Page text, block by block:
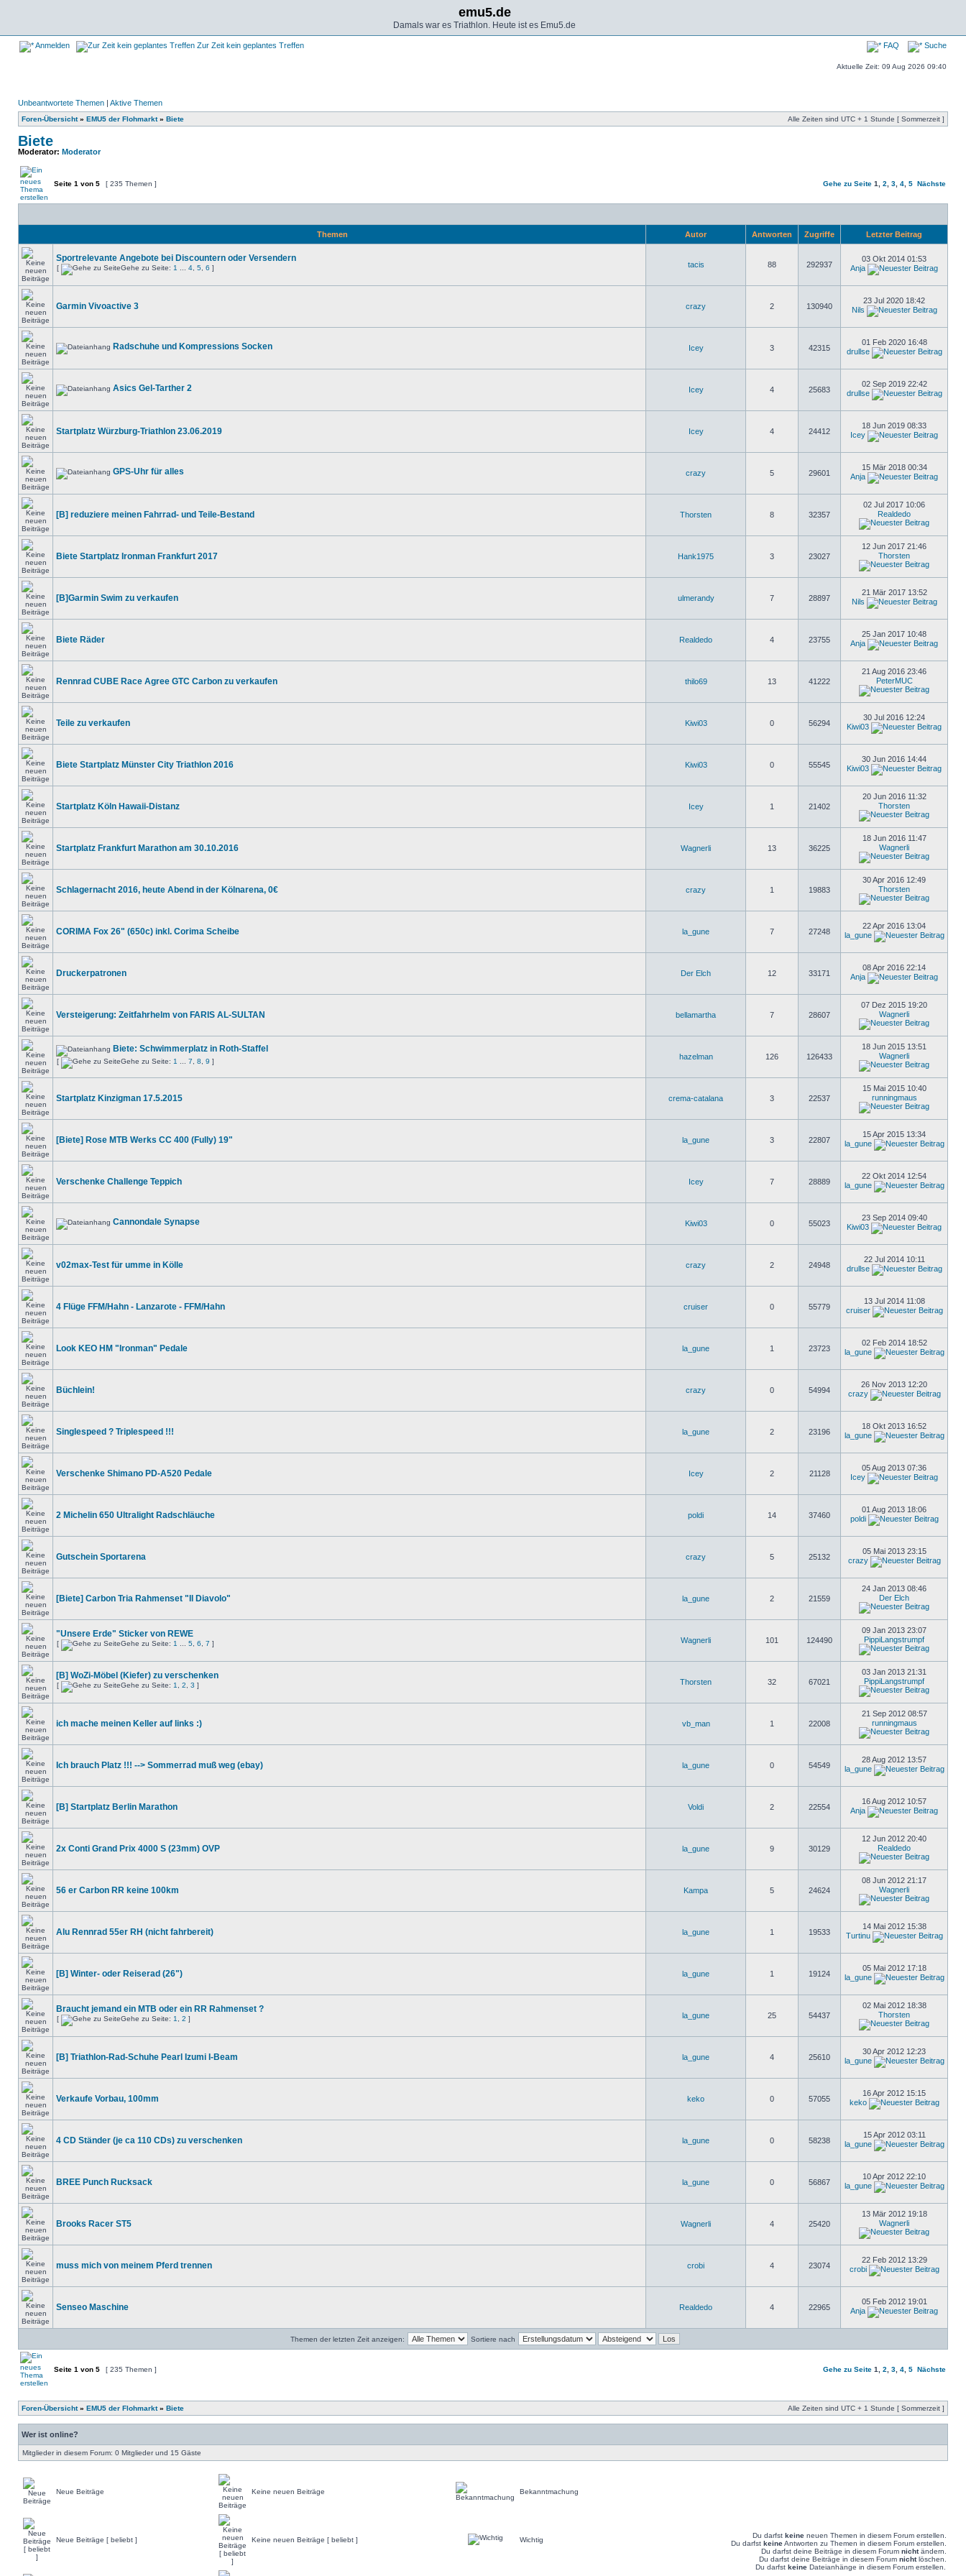
emu5.de
Damals war es Triathlon. Heute ist es Emu5.de
Anmelden Zur Zeit kein geplantes Treffen FAQ Suche
Aktuelle Zeit: 09 Aug 2026 09:40
Unbeantwortete Themen | Aktive Themen
Foren-Übersicht» EMU5 der Flohmarkt» Biete Alle Zeiten sind UTC + 1 Stunde [ Sommerzeit ]
Biete
Moderator: Moderator
Seite 1 von 5 [ 235 Themen ] Gehe zu Seite 1 2 3 4 5 Nächste
Themen Autor Antworten Zugriffe Letzter Beitrag
Sportrelevante Angebote bei Discountern oder Versendern
[ Gehe zu Seite: 1 4 5 6 ] tacis 88 292937
03 Okt 2014 01:53
Anja
Garmin Vivoactive 3 crazy 2 130940
23 Jul 2020 18:42
Nils
Radschuhe und Kompressions Socken Icey 3 42315
01 Feb 2020 16:48
drullse
Asics Gel-Tarther 2 Icey 4 25683
02 Sep 2019 22:42
drullse
Startplatz Würzburg-Triathlon 23.06.2019 Icey 4 24412
18 Jun 2019 08:33
Icey
GPS-Uhr für alles crazy 5 29601
15 Mär 2018 00:34
Anja
[B] reduziere meinen Fahrrad- und Teile-Bestand Thorsten 8 32357
02 Jul 2017 10:06
Realdedo
Biete Startplatz Ironman Frankfurt 2017 Hank1975 3 23027
12 Jun 2017 21:46
Thorsten
[B]Garmin Swim zu verkaufen ulmerandy 7 28897
21 Mär 2017 13:52
Nils
Biete Räder Realdedo 4 23755
25 Jan 2017 10:48
Anja
Rennrad CUBE Race Agree GTC Carbon zu verkaufen thilo69 13 41222
21 Aug 2016 23:46
PeterMUC
Teile zu verkaufen Kiwi03 0 56294
30 Jul 2016 12:24
Kiwi03
Biete Startplatz Münster City Triathlon 2016 Kiwi03 0 55545
30 Jun 2016 14:44
Kiwi03
Startplatz Köln Hawaii-Distanz Icey 1 21402
20 Jun 2016 11:32
Thorsten
Startplatz Frankfurt Marathon am 30.10.2016 Wagnerli 13 36225
18 Jun 2016 11:47
Wagnerli
Schlagernacht 2016, heute Abend in der Kölnarena, 0€ crazy 1 19883
30 Apr 2016 12:49
Thorsten
CORIMA Fox 26" (650c) inkl. Corima Scheibe la_gune 7 27248
22 Apr 2016 13:04
la_gune
Druckerpatronen Der Elch 12 33171
08 Apr 2016 22:14
Anja
Versteigerung: Zeitfahrhelm von FARIS AL-SULTAN bellamartha 7 28607
07 Dez 2015 19:20
Wagnerli
Biete: Schwimmerplatz in Roth-Staffel
[ Gehe zu Seite: 1 7 8 9 ]
hazelman 126 126433
18 Jun 2015 13:51
Wagnerli
Startplatz Kinzigman 17.5.2015 crema-catalana 3 22537
15 Mai 2015 10:40
runningmaus
[Biete] Rose MTB Werks CC 400 (Fully) 19" la_gune 3 22807
15 Apr 2015 13:34
la_gune
Verschenke Challenge Teppich Icey 7 28889
22 Okt 2014 12:54
la_gune
Cannondale Synapse Kiwi03 0 55023
23 Sep 2014 09:40
Kiwi03
v02max-Test für umme in Kölle crazy 2 24948
22 Jul 2014 10:11
drullse
4 Flüge FFM/Hahn - Lanzarote - FFM/Hahn cruiser 0 55779
13 Jul 2014 11:08
cruiser
Look KEO HM "Ironman" Pedale la_gune 1 23723
02 Feb 2014 18:52
la_gune
Büchlein! crazy 0 54994
26 Nov 2013 12:20
crazy
Singlespeed ? Triplespeed !!! la_gune 2 23196
18 Okt 2013 16:52
la_gune
Verschenke Shimano PD-A520 Pedale Icey 2 21128
05 Aug 2013 07:36
Icey
2 Michelin 650 Ultralight Radschläuche poldi 14 37460
01 Aug 2013 18:06
poldi
Gutschein Sportarena crazy 5 25132
05 Mai 2013 23:15
crazy
[Biete] Carbon Tria Rahmenset "Il Diavolo" la_gune 2 21559
24 Jan 2013 08:46
Der Elch
"Unsere Erde" Sticker von REWE
[ Gehe zu Seite: 1 5 6 7 ] Wagnerli 101 124490
09 Jan 2013 23:07
PippiLangstrumpf
[B] WoZi-Möbel (Kiefer) zu verschenken
[ Gehe zu Seite: 1 2 3 ] Thorsten 32 67021
03 Jan 2013 21:31
PippiLangstrumpf
ich mache meinen Keller auf links :) vb_man 1 22008
21 Sep 2012 08:57
runningmaus
Ich brauch Platz !!! --> Sommerrad muß weg (ebay) la_gune 0 54549
28 Aug 2012 13:57
la_gune
[B] Startplatz Berlin Marathon Voldi 2 22554
16 Aug 2012 10:57
Anja
2x Conti Grand Prix 4000 S (23mm) OVP la_gune 9 30129
12 Jun 2012 20:40
Realdedo
56 er Carbon RR keine 100km Kampa 5 24624
08 Jun 2012 21:17
Wagnerli
Alu Rennrad 55er RH (nicht fahrbereit) la_gune 1 19533
14 Mai 2012 15:38
Turtinu
[B] Winter- oder Reiserad (26") la_gune 1 19124
05 Mai 2012 17:18
la_gune
Braucht jemand ein MTB oder ein RR Rahmenset ?
[ Gehe zu Seite: 1 2 ] la_gune 25 54437
02 Mai 2012 18:38
Thorsten
[B] Triathlon-Rad-Schuhe Pearl Izumi I-Beam la_gune 4 25610
30 Apr 2012 12:23
la_gune
Verkaufe Vorbau, 100mm keko 0 57055
16 Apr 2012 15:15
keko
4 CD Ständer (je ca 110 CDs) zu verschenken la_gune 0 58238
15 Apr 2012 03:11
la_gune
BREE Punch Rucksack la_gune 0 56867
10 Apr 2012 22:10
la_gune
Brooks Racer ST5 Wagnerli 4 25420
13 Mär 2012 19:18
Wagnerli
muss mich von meinem Pferd trennen crobi 4 23074
22 Feb 2012 13:29
crobi
Senseo Maschine Realdedo 4 22965
05 Feb 2012 19:01
Anja
Themen der letzten Zeit anzeigen: Sortiere nach
Seite 1 von 5 [ 235 Themen ] Gehe zu Seite 1 2 3 4 5 Nächste
Foren-Übersicht» EMU5 der Flohmarkt» Biete Alle Zeiten sind UTC + 1 Stunde [ Sommerzeit ]
Wer ist online?
Mitglieder in diesem Forum: 0 Mitglieder und 15 Gäste
Neue Beiträge Keine neuen Beiträge Bekanntmachung
Neue Beiträge [ beliebt ] Keine neuen Beiträge [ beliebt ] Wichtig
Du darfst keine neuen Themen in diesem Forum erstellen.
Du darfst keineAntworten zu Themen in diesem Forum erstellen.
Du darfst deine Beiträge in diesem Forum nichtändern.
Du darfst deine Beiträge in diesem Forum nichtlöschen.
Du darfst keine Dateianhänge in diesem Forum erstellen.